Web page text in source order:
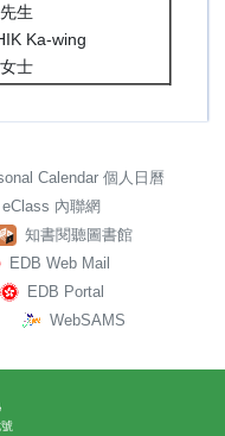
生
Ka-wing
士
Calendar 個人日曆
eClass 內聯網
知書閱聽圖書館
EDB Web Mail
EDB Portal
WebSAMS